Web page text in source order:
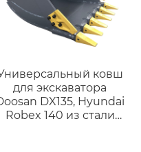
ковш
для экскаватора
DX135, Hyundai
Robex 140 из стали